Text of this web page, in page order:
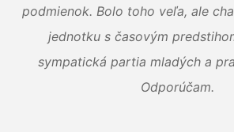
podmienok. Bolo toho veľa, ale
jednotku s časovým
sympatická partia mladých a
Odporúčam.